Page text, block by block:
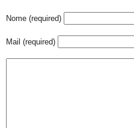
Nome (required)
Mail (required)